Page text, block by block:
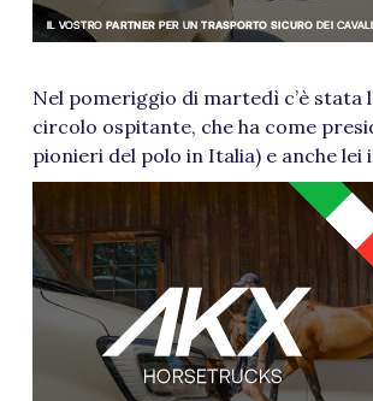
Nel pomeriggio di martedì c’è stata
circolo ospitante, che ha come
pionieri del polo in Italia) e anche lei